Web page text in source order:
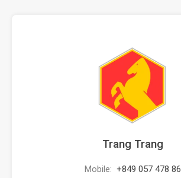
Trang Trang
Mobile: +849 057 478 86